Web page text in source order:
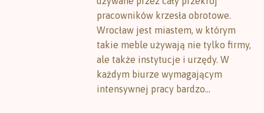
pracowników krzesła obrotowe.
Wrocław jest miastem, w którym
takie meble używają nie tylko firmy,
ale także instytucje i urzędy. W
każdym biurze wymagającym
intensywnej pracy bardzo...